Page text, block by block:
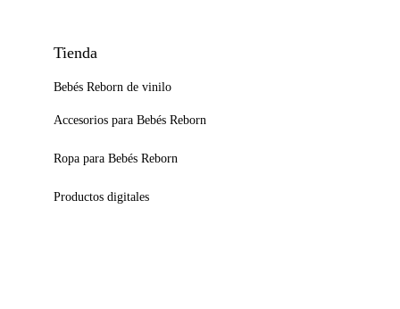
Tienda
Bebés Reborn de vinilo
Accesorios para Bebés Reborn
Productos digitales
Ropa para Bebés Reborn